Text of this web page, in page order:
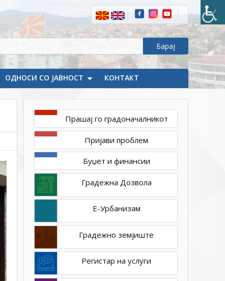
ОДНОСИ СО ЈАВНОСТ КОНТАКТ
посета
на
новороденче
во
2023
г.
во
Делчево
Прашај го градоначалникот
Пријави проблем
Буџет и финансии
Градежна Дозвола
Е-Урбанизам
Градежно земјиште
Регистар на услуги